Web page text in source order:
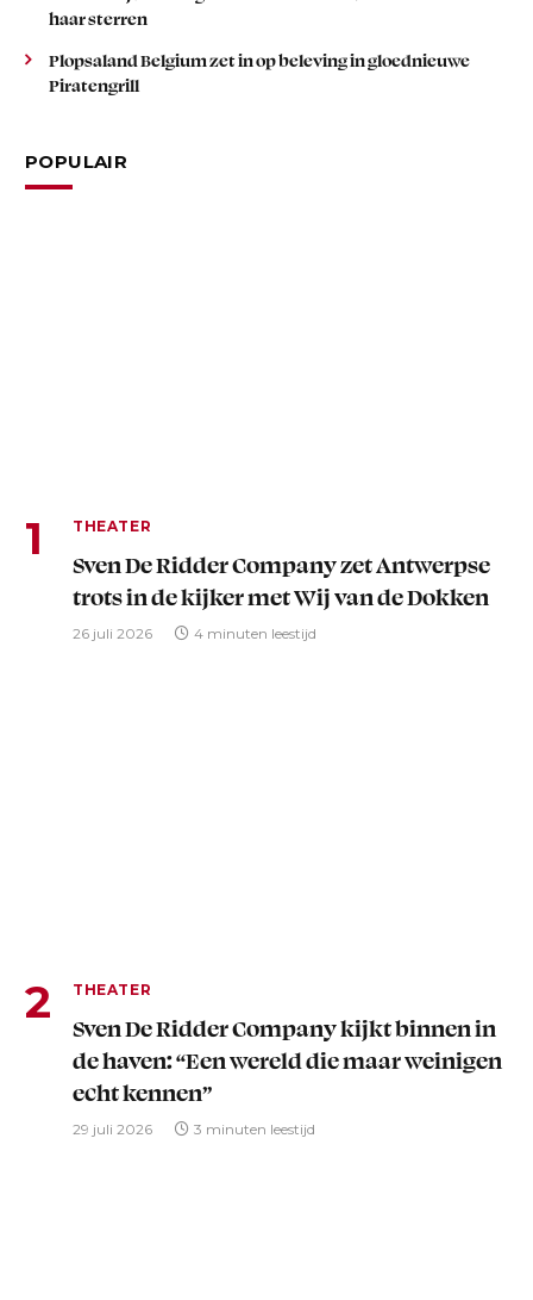
haar sterren
Plopsaland Belgium zet in op beleving in gloednieuwe
Piratengrill
POPULAIR
THEATER
Sven De Ridder Company zet Antwerpse
trots in de kijker met Wij van de Dokken
26 juli 2026 4 minuten leestijd
THEATER
Sven De Ridder Company kijkt binnen in
de haven: “Een wereld die maar weinigen
echt kennen”
29 juli 2026 3 minuten leestijd